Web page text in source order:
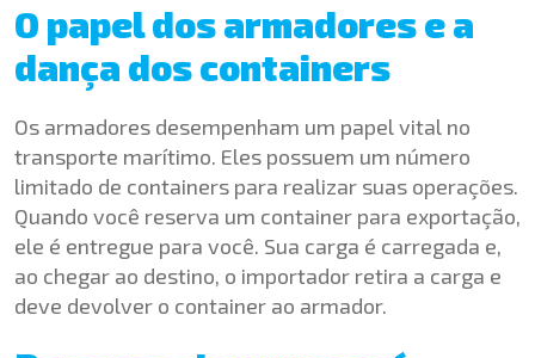
O papel dos armadores e a
dança dos containers
Os armadores desempenham um papel vital no
transporte marítimo. Eles possuem um número
limitado de containers para realizar suas operações.
Quando você reserva um container para exportação,
ele é entregue para você. Sua carga é carregada e,
ao chegar ao destino, o importador retira a carga e
deve devolver o container ao armador.